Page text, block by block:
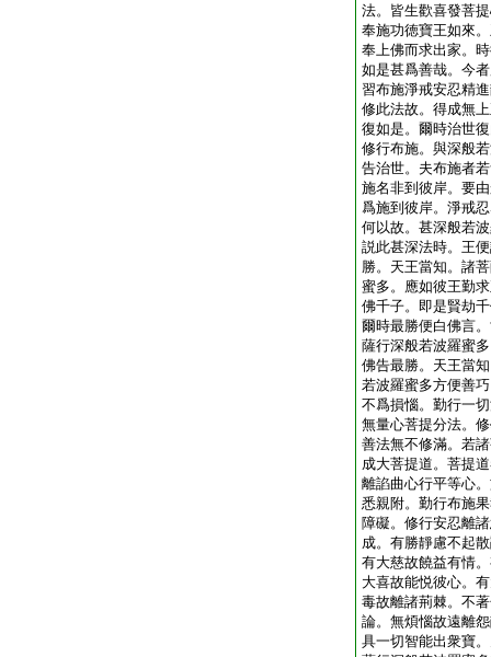
法。皆生歡喜發菩
奉施功徳寶王如來
奉上佛而求出家。
如是甚爲善哉。今
習布施淨戒安忍精
修此法故。得成無
復如是。爾時治世
修行布施。與深般
告治世。夫布施者
施名非到彼岸。要
爲施到彼岸。淨戒
何以故。甚深般若
説此甚深法時。王
勝。天王當知。諸
蜜多。應如彼王勤
佛千子。即是賢劫
爾時最勝便白佛言
薩行深般若波羅蜜
佛告最勝。天王當
若波羅蜜多方便善
不爲損惱。勤行一
無量心菩提分法。
善法無不修滿。若
成大菩提道。菩提
離諂曲心行平等心
悉親附。勤行布施
障礙。修行安忍離
成。有勝靜慮不起
有大慈故饒益有情
大喜故能悦彼心。
毒故離諸荊棘。不
論。無煩惱故遠離
具一切智能出衆寶